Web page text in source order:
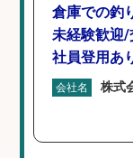
倉庫での釣
未経験歓迎
社員登用あ
会社名 株式